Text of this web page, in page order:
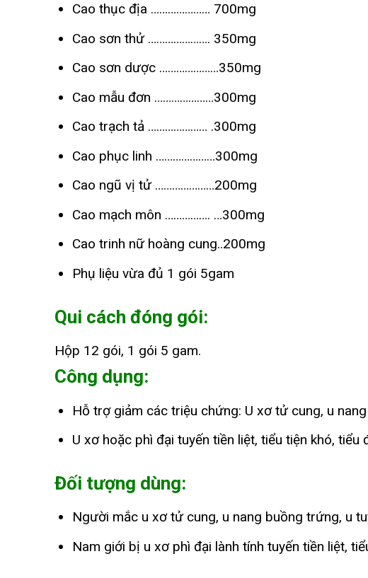
Cao thục địa ………………… 700mg
Cao sơn thử …………………. 350mg
Cao sơn dược …………………350mg
Cao mẫu đơn …………………300mg
Cao trạch tả ………………… .300mg
Cao phục linh …………………300mg
Cao ngũ vị tử …………………200mg
Cao mạch môn ……………. …300mg
Cao trinh nữ hoàng cung..200mg
Phụ liệu vừa đủ 1 gói 5gam
Qui cách đóng gói:
Hộp 12 gói, 1 gói 5 gam.
Công dụng:
Hỗ trợ giảm các triệu chứng: U xơ tử cung, u
U xơ hoặc phì đại tuyến tiền liệt, tiểu tiện khó, tiểu
Đối tượng dùng:
Người mắc u xơ tử cung, u nang buồng trứng, u
Nam giới bị u xơ phì đại lành tính tuyến tiền liệt,